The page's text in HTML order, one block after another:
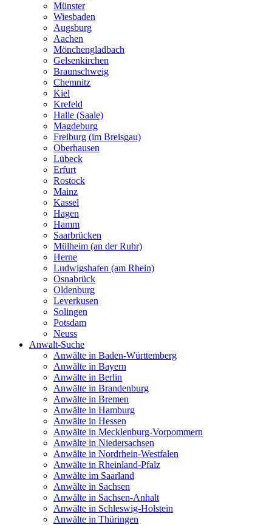
Münster
Wiesbaden
Augsburg
Aachen
Mönchengladbach
Gelsenkirchen
Braunschweig
Chemnitz
Kiel
Krefeld
Halle (Saale)
Magdeburg
Freiburg (im Breisgau)
Oberhausen
Lübeck
Erfurt
Rostock
Mainz
Kassel
Hagen
Hamm
Saarbrücken
Mülheim (an der Ruhr)
Herne
Ludwigshafen (am Rhein)
Osnabrück
Oldenburg
Leverkusen
Solingen
Potsdam
Neuss
Anwalt-Suche
Anwälte in Baden-Württemberg
Anwälte in Bayern
Anwälte in Berlin
Anwälte in Brandenburg
Anwälte in Bremen
Anwälte in Hamburg
Anwälte in Hessen
Anwälte in Mecklenburg-Vorpommern
Anwälte in Niedersachsen
Anwälte in Nordrhein-Westfalen
Anwälte in Rheinland-Pfalz
Anwälte im Saarland
Anwälte in Sachsen
Anwälte in Sachsen-Anhalt
Anwälte in Schleswig-Holstein
Anwälte in Thüringen